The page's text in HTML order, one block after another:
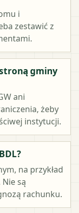
i
zestawić z
gminy
ani
żeby
instytucji.
na przykład
są
rachunku.